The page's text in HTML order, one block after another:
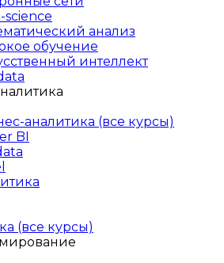
science
анализ
обучение
интеллект
аналитика (все курсы)
BI
(все курсы)